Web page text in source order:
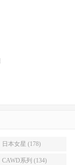
日本女星 (178)
CAWD系列 (134)